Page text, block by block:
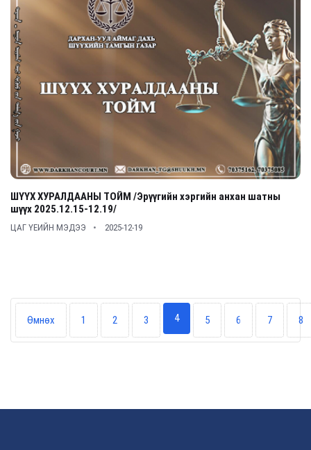
ШҮҮХ ХУРАЛДААНЫ ТОЙМ /Эрүүгийн хэргийн анхан шатны
шүүх 2025.12.15-12.19/
ЦАГ ҮЕИЙН МЭДЭЭ 2025-12-19
Өмнөх 1 2 3 4 5 6 7 8